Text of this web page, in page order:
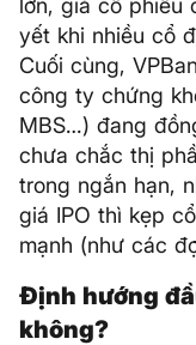
lớn, giá cổ phiếu
yết khi nhiều cổ
Cuối cùng,
công ty chứng
MBS…) đang
chưa chắc thị
trong ngắn hạn,
giá IPO thì kẹp
mạnh (như các
Định hướng
không?